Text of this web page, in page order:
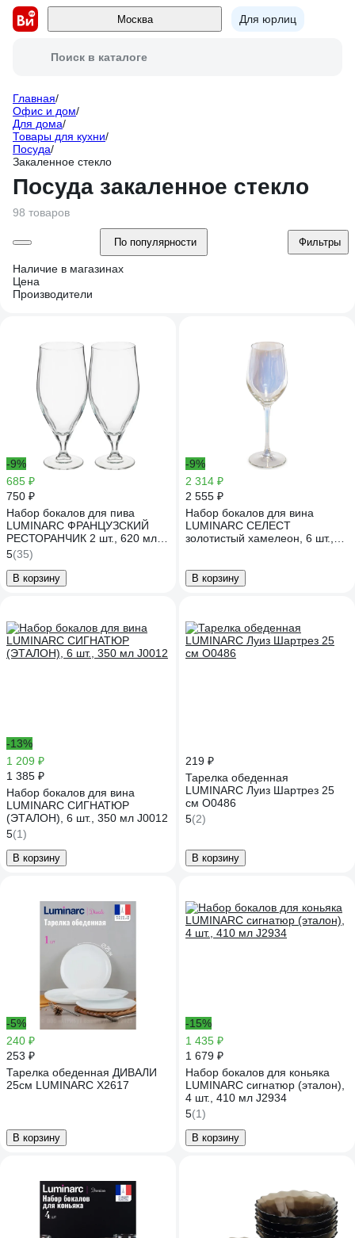
Москва Для юрлиц
Поиск в каталоге
Главная/
Офис и дом/
Для дома/
Товары для кухни/
Посуда/
Закаленное стекло
Посуда закаленное стекло
98 товаров
По популярности Фильтры
Наличие в магазинах
Цена
Производители
-9%
685 ₽
750 ₽
Набор бокалов для пива
LUMINARC ФРАНЦУЗСКИЙ
РЕСТОРАНЧИК 2 шт., 620 мл
N6027
5(35)
В корзину
-9%
2 314 ₽
2 555 ₽
Набор бокалов для вина
LUMINARC СЕЛЕСТ
золотистый хамелеон, 6 шт.,
В корзину
-13%
1 209 ₽
1 385 ₽
Набор бокалов для вина
LUMINARC СИГНАТЮР
(ЭТАЛОН), 6 шт., 350 мл J0012
5(1)
В корзину
219 ₽
Тарелка обеденная
LUMINARC Луиз Шартрез 25
см O0486
5(2)
В корзину
-5%
240 ₽
253 ₽
Тарелка обеденная ДИВАЛИ
25см LUMINARC X2617
В корзину
-15%
1 435 ₽
1 679 ₽
Набор бокалов для коньяка
LUMINARC сигнатюр (эталон),
4 шт., 410 мл J2934
5(1)
В корзину